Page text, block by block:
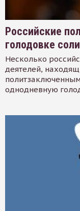
Российские
голодовке
Несколько
деятелей,
однодневную